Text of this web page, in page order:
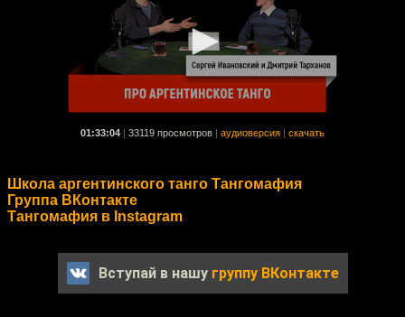
01:33:04 33119 просмотров аудиоверсия скачать
Школа аргентинского танго Тангомафия
Группа ВКонтакте
Тангомафия в Instagram
Вступай в нашу группу ВКонтакте